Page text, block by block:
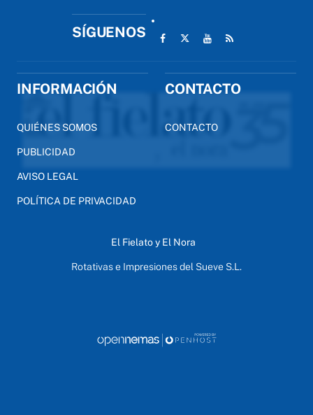
SÍGUENOS
INFORMACIÓN
QUIÉNES SOMOS
PUBLICIDAD
AVISO LEGAL
POLÍTICA DE PRIVACIDAD
CONTACTO
CONTACTO
El Fielato y El Nora
Rotativas e Impresiones del Sueve S.L.